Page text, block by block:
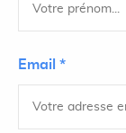
Email *